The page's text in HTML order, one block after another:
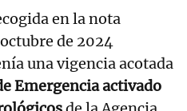
en la nota
de 2024
una vigencia acotada
Emergencia activado